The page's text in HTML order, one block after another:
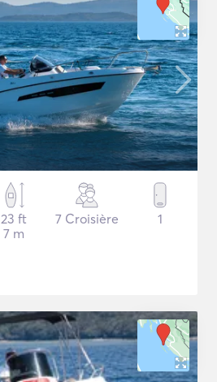
23 ft
7 m
7 Croisière 1